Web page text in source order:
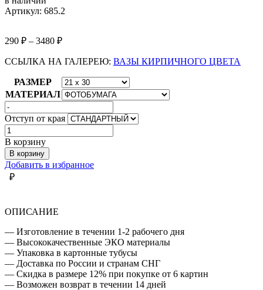
Артикул: 685.2
290 ₽ – 3480 ₽
ССЫЛКА НА ГАЛЕРЕЮ: ВАЗЫ КИРПИЧНОГО ЦВЕТА
РАЗМЕР
МАТЕРИАЛ
Отступ от края
Количество
товара
ВАЗА
БОХО
НА
СВЕТЛОМ
В корзину
В корзину
Добавить в избранное
₽
ОПИСАНИЕ
— Изготовление в течении 1-2 рабочего дня
— Высококачественные ЭКО материалы
— Упаковка в картонные тубусы
— Доставка по России и странам СНГ
— Скидка в размере 12% при покупке от 6 картин
— Возможен возврат в течении 14 дней